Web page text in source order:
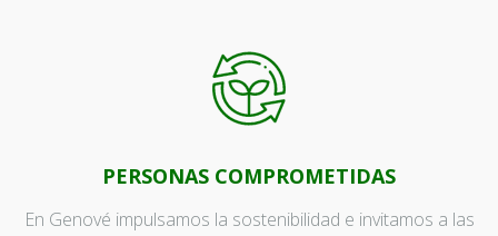
PERSONAS COMPROMETIDAS
En Genové impulsamos la sostenibilidad e invitamos a las